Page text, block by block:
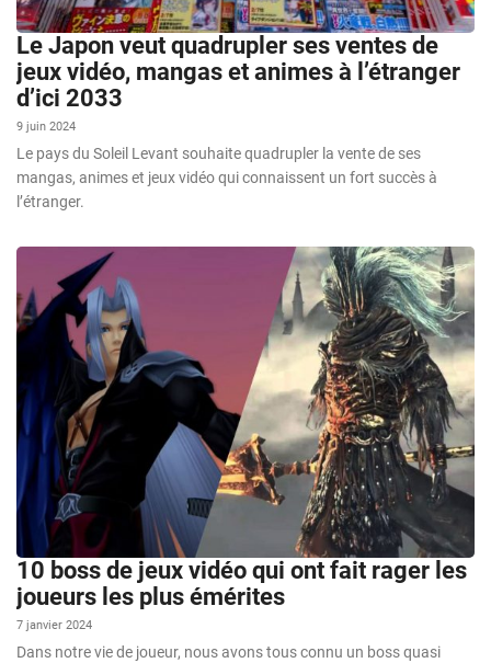
Le Japon veut quadrupler ses ventes de
jeux vidéo, mangas et animes à l’étranger
d’ici 2033
9 juin 2024
Le pays du Soleil Levant souhaite quadrupler la vente de ses
mangas, animes et jeux vidéo qui connaissent un fort succès à
l’étranger.
10 boss de jeux vidéo qui ont fait rager les
joueurs les plus émérites
7 janvier 2024
Dans notre vie de joueur, nous avons tous connu un boss quasi